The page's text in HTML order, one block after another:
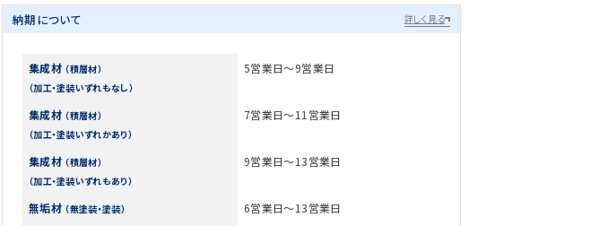
納期について 詳しく見る
集成材 （積層材）
（加工・塗装いずれもなし）
5営業日～9営業日
集成材 （積層材）
（加工・塗装いずれかあり）
7営業日～11営業日
集成材 （積層材）
（加工・塗装いずれもあり）
9営業日～13営業日
無垢材 （無塗装・塗装）
6営業日～13営業日